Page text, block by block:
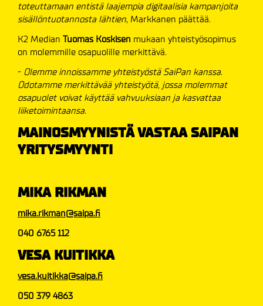
toteuttamaan entistä laajempia digitaalisia kampanjoita
sisällöntuotannosta lähtien, Markkanen päättää.
K2 Median Tuomas Koskisen mukaan yhteistyösopimus
on molemmille osapuolille merkittävä.
- Olemme innoissamme yhteistyöstä SaiPan kanssa.
Odotamme merkittävää yhteistyötä, jossa molemmat
osapuolet voivat käyttää vahvuuksiaan ja kasvattaa
liiketoimintaansa.
MAINOSMYYNISTÄ VASTAA SAIPAN
YRITYSMYYNTI
MIKA RIKMAN
mika.rikman@saipa.fi
040 6765 112
VESA KUITIKKA
vesa.kuitikka@saipa.fi
050 379 4863